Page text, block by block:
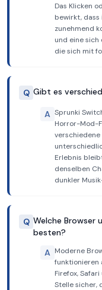
Das Klicken
bewirkt, dass
zunehmend
und eine
die sich mit
Q Gibt es
A Sprunki
Horror-Mod-
Erlebnis
denselben
dunkler
Q Welche Browser
besten?
A Moderne
funktionieren
Firefox,
Stelle sicher,